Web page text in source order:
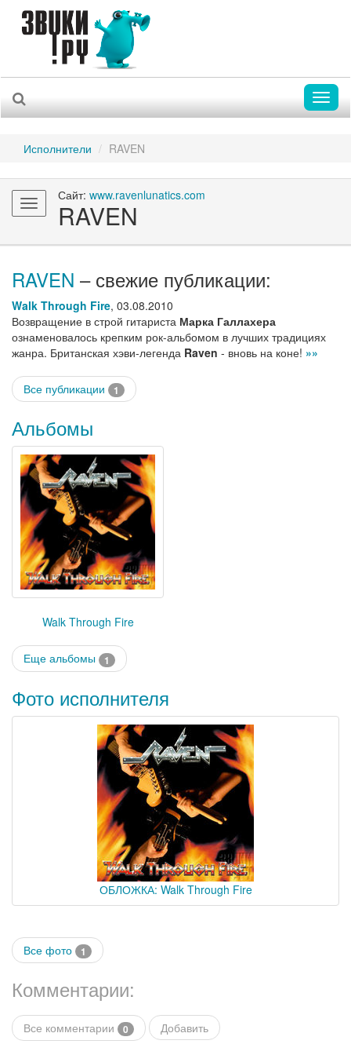
Исполнители RAVEN
Toggle
navigation
Сайт: www.ravenlunatics.com
RAVEN
RAVEN – свежие публикации:
Walk Through Fire, 03.08.2010
Возвращение в строй гитариста Марка Галлахера
ознаменовалось крепким рок-альбомом в лучших традициях
жанра. Британская хэви-легенда Raven - вновь на коне! »»
Все публикации 1
Альбомы
Walk Through Fire
Еще альбомы 1
Фото исполнителя
ОБЛОЖКА: Walk Through Fire
Все фото 1
Комментарии:
Все комментарии 0 Добавить